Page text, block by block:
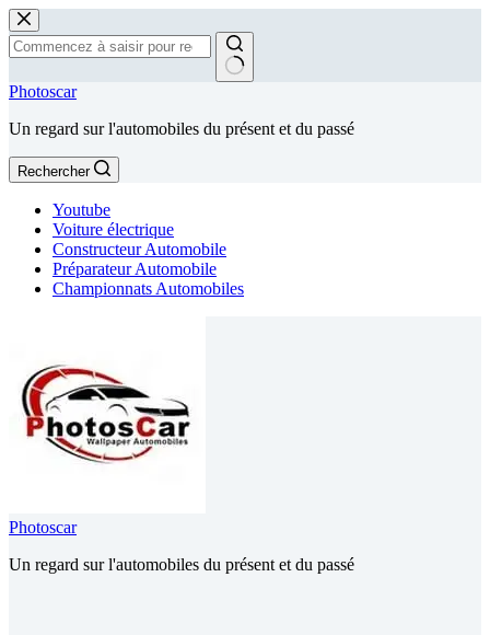
Passer
au
contenu
Aucun
Photoscar
Un regard sur l'automobiles du présent et du passé
Rechercher
Youtube
Voiture électrique
Constructeur Automobile
Préparateur Automobile
Championnats Automobiles
Photoscar
Un regard sur l'automobiles du présent et du passé